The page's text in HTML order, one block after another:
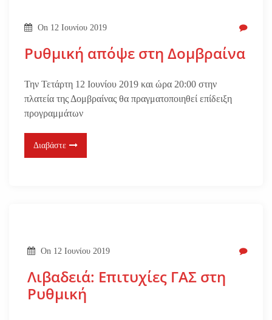
On 12 Ιουνίου 2019
Ρυθμική απόψε στη Δομβραίνα
Την Τετάρτη 12 Ιουνίου 2019 και ώρα 20:00 στην
πλατεία της Δομβραίνας θα πραγματοποιηθεί επίδειξη
προγραμμάτων
Διαβάστε
On 12 Ιουνίου 2019
Λιβαδειά: Επιτυχίες ΓΑΣ στη
Ρυθμική